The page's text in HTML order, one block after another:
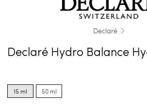
Declaré
Declaré Hydro Balance
options
for15 ml
options
for50 ml